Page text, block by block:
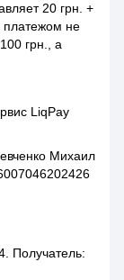
20 грн. +
платежом не
грн., а
LiqPay
Михаил
Получатель: